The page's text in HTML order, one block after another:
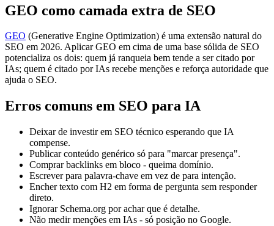
GEO como camada extra de SEO
GEO (Generative Engine Optimization) é uma extensão natural do
SEO em 2026. Aplicar GEO em cima de uma base sólida de SEO
potencializa os dois: quem já ranqueia bem tende a ser citado por
IAs; quem é citado por IAs recebe menções e reforça autoridade que
ajuda o SEO.
Erros comuns em SEO para IA
Deixar de investir em SEO técnico esperando que IA
compense.
Publicar conteúdo genérico só para "marcar presença".
Comprar backlinks em bloco - queima domínio.
Escrever para palavra-chave em vez de para intenção.
Encher texto com H2 em forma de pergunta sem responder
direto.
Ignorar Schema.org por achar que é detalhe.
Não medir menções em IAs - só posição no Google.